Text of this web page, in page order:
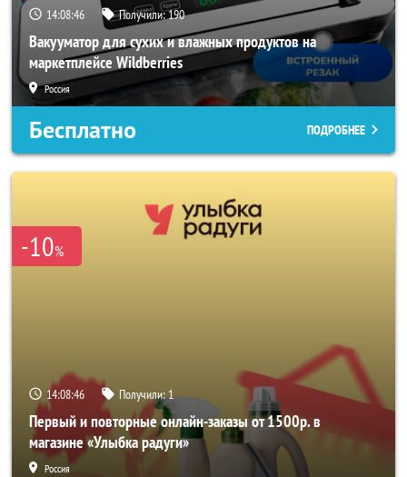
14:08:43 Получили:190
Вакууматор для сухих и влажных продуктов на
маркетплейсе Wildberries
Россия
Бесплатно ПОДРОБНЕЕ
-10%
14:08:43 Получили:1
Первый и повторные онлайн-заказы от 1500р. в
магазине «Улыбка радуги»
Россия